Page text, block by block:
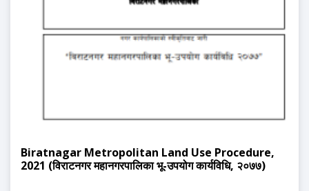
Biratnagar Metropolitan Land Use Procedure,
2021 (विराटनगर महानगरपालिका भू-उपयोग कार्यविधि, २०७७)